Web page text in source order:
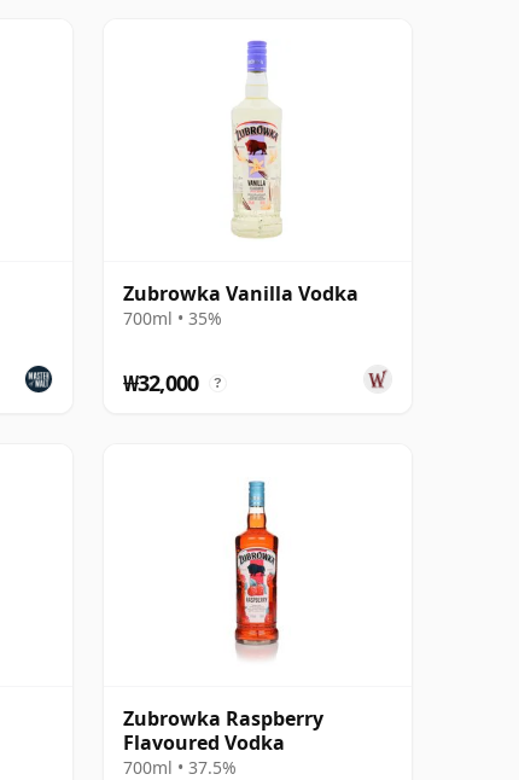
Zubrowka Vanilla Vodka
700ml • 35%
₩32,000 ?
Zubrowka Raspberry
Flavoured Vodka
700ml • 37.5%